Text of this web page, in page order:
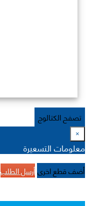
تصفح الكتالوج
×
معلومات التسعيرة
أضف قطع اخرىأرسل الطلب